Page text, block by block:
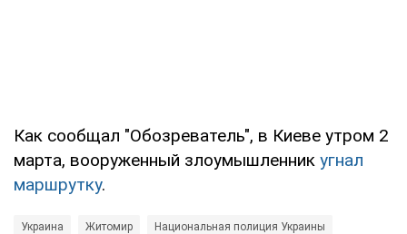
Как сообщал "Обозреватель", в Киеве утром 2
марта, вооруженный злоумышленник угнал
маршрутку.
Украина Житомир Национальная полиция Украины